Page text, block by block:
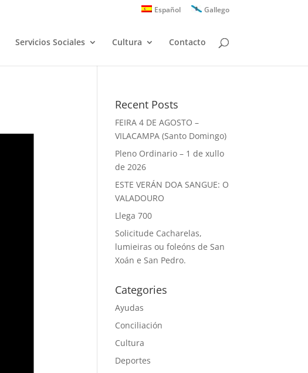
Español Gallego
Servicios Sociales Cultura Contacto
Recent Posts
FEIRA 4 DE AGOSTO –
VILACAMPA (Santo Domingo)
Pleno Ordinario – 1 de xullo
de 2026
ESTE VERÁN DOA SANGUE: O
VALADOURO
Llega 700
Solicitude Cacharelas,
lumieiras ou foleóns de San
Xoán e San Pedro.
Categories
Ayudas
Conciliación
Cultura
Deportes